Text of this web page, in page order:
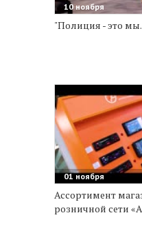
10 ноября
"Полиция - это
01 ноября
Ассортимент
розничной сети